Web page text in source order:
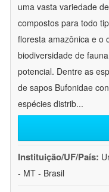
uma vasta variedade
compostos para todo
floresta amazônica e o
biodiversidade de
potencial. Dentre as
de sapos Bufonidae
espécies distrib...
Instituição/UF/País:
- MT - Brasil